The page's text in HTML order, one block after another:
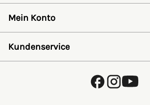
Schermaschinen
Futter- & Tränkesysteme
Haus, Hof & Stall
SALE
Mein Konto
Registrieren
Wunschzettel
Passwort vergessen
Kundenservice
Kostenlose Fachberatung